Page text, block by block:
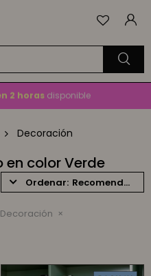
compras mayores a$1.500
2 horasdisponible
gratis por 30 días
Decoración
en color Verde
Recomendados
Decoración